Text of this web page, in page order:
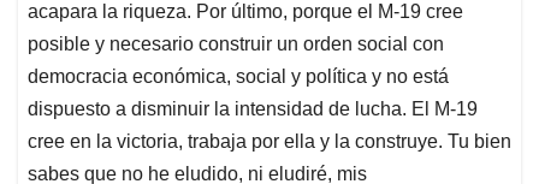
acapara la riqueza. Por último, porque el M-19 cree
posible y necesario construir un orden social con
democracia económica, social y política y no está
dispuesto a disminuir la intensidad de lucha. El M-19
cree en la victoria, trabaja por ella y la construye. Tu bien
sabes que no he eludido, ni eludiré, mis